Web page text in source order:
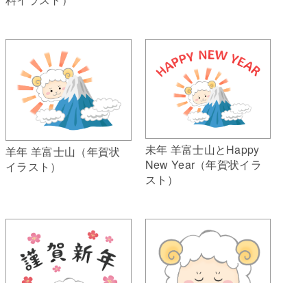
羊年 羊富士山（年賀状
イラスト）
未年 羊富士山とHappy
New Year（年賀状イラ
スト）